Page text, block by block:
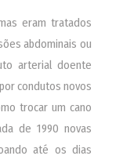
eram tratados
abdominais ou
arterial doente
condutos novos
trocar um cano
de 1990 novas
até os dias